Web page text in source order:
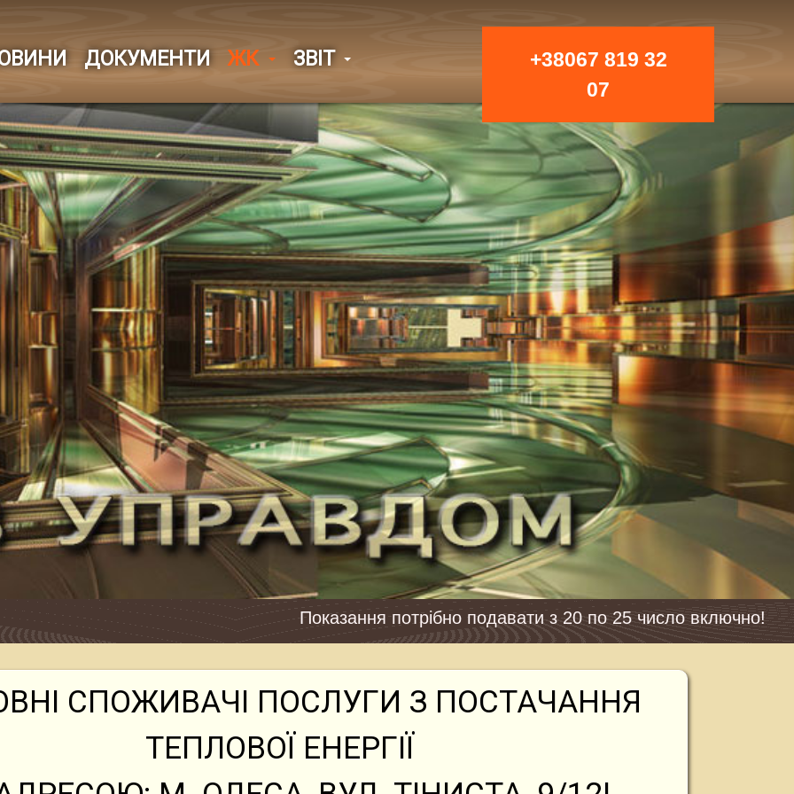
ДОКУМЕНТИ ЖК ЗВІТ
+38067 819 32
07
Показання потрібно подавати з 20 по 25 число включно!
СПОЖИВАЧІ ПОСЛУГИ З ПОСТАЧАННЯ
ТЕПЛОВОЇ ЕНЕРГІЇ